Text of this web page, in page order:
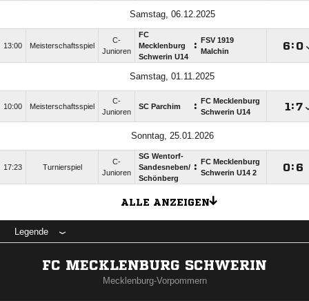
Samstag, 06.12.2025
13:00 Meisterschaftsspiel
C-
Junioren
FC
Mecklenburg
Schwerin U14
:
FSV 1919
Malchin
: 
Samstag, 01.11.2025
10:00 Meisterschaftsspiel
C-
Junioren
SC Parchim :
FC Mecklenburg
Schwerin U14
:
Sonntag, 25.01.2026
17:23 Turnierspiel
C-
Junioren
SG Wentorf-
Sandesneben/​
Schönberg
:
FC Mecklenburg
Schwerin U14 2
: 
ALLE ANZEIGEN
Legende
FC MECKLENBURG SCHWERIN
Mecklenburg-Vorpommern